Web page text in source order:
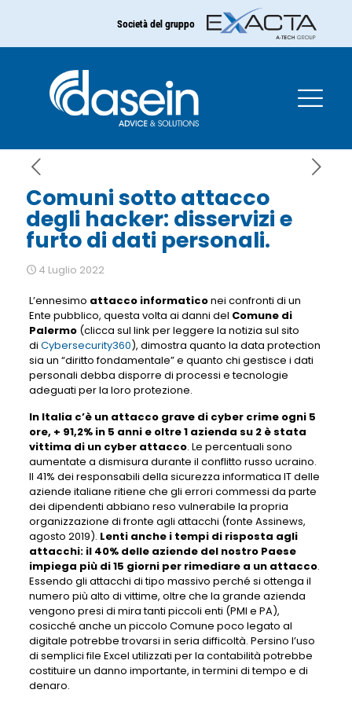
Società del gruppo
Comuni sotto attacco
degli hacker: disservizi e
furto di dati personali.
Comuni sotto attacco
degli hacker: disservizi e
furto di dati personali.
4 Luglio 2022
L’ennesimo attacco informaticonei confronti di un
Ente pubblico, questa volta ai danni del Comune di
Palermo(clicca sul link per leggere la notizia sul sito
di Cybersecurity360), dimostra quanto la data protection
sia un “diritto fondamentale” e quanto chi gestisce i dati
personali debba disporre di processi e tecnologie
adeguati per la loro protezione.
In Italia c’è un attacco grave di cyber crime ogni 5
ore, + 91,2% in 5 anni e oltre 1 azienda su 2 è stata
vittima di un cyber attacco. Le percentuali sono
aumentate a dismisura durante il conflitto russo ucraino.
Il 41% dei responsabili della sicurezza informatica IT delle
aziende italiane ritiene che gli errori commessi da parte
dei dipendenti abbiano reso vulnerabile la propria
organizzazione di fronte agli attacchi (fonte Assinews,
agosto 2019). Lenti anche i tempi di risposta agli
attacchi: il 40% delle aziende del nostro Paese
impiega più di 15 giorni per rimediare a un attacco.
Essendo gli attacchi di tipo massivo perché si ottenga il
numero più alto di vittime, oltre che la grande azienda
vengono presi di mira tanti piccoli enti (PMI e PA),
cosicché anche un piccolo Comune poco legato al
digitale potrebbe trovarsi in seria difficoltà. Persino l’uso
di semplici file Excel utilizzati per la contabilità potrebbe
costituire un danno importante, in termini di tempo e di
denaro.